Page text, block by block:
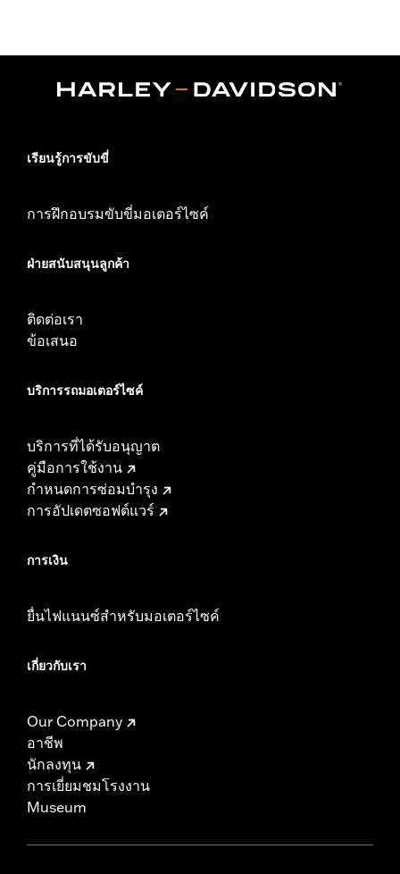
เรียนรู้การขับขี่
การฝึกอบรมขับขี่มอเตอร์ไซค์
ฝ่ายสนับสนุนลูกค้า
ติดต่อเรา
ข้อเสนอ
บริการรถมอเตอร์ไซค์​
บริการที่ได้รับอนุญาต
คู่มือการใช้งาน
กำหนดการซ่อมบำรุง
การอัปเดตซอฟต์แวร์
การเงิน
ยื่นไฟแนนซ์สำหรับมอเตอร์ไซค์
เกี่ยวกับเรา
Our Company
อาชีพ
นักลงทุน
การเยี่ยมชมโรงงาน
Museum